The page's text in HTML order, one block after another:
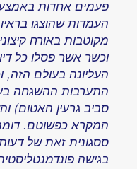
בתחום
פילוסופיה
הופיע
בשנת
1977
מחשבות
45:
עמ'
028
מתויג